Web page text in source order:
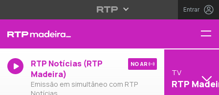
Entrar
RTP Notícias (RTP
Madeira)
Emissão em simultâneo com RTP
NO AR
TV
RTP